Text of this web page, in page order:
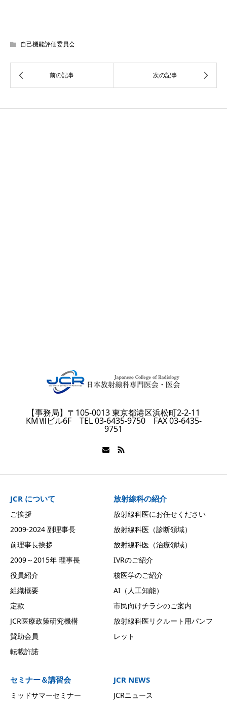
自己機能評価委員会
【事務局】〒105-0013 東京都港区浜松町2-2-11
KMⅦビル6F TEL 03-6435-9750 FAX 03-6435-
9751
JCR について
ご挨拶
2009-2024 副理事長
前理事長挨拶
2009～2015年 理事長
役員紹介
組織概要
定款
JCR医療政策研究機構
賛助会員
転載許諾
放射線科の紹介
放射線科医にお任せください
放射線科医（診断領域）
放射線科医（治療領域）
IVRのご紹介
核医学のご紹介
AI（人工知能）
市民向けチラシのご案内
放射線科医リクルート用パンフ
レット
セミナー＆講習会
ミッドサマーセミナー
JCR NEWS
JCRニュース